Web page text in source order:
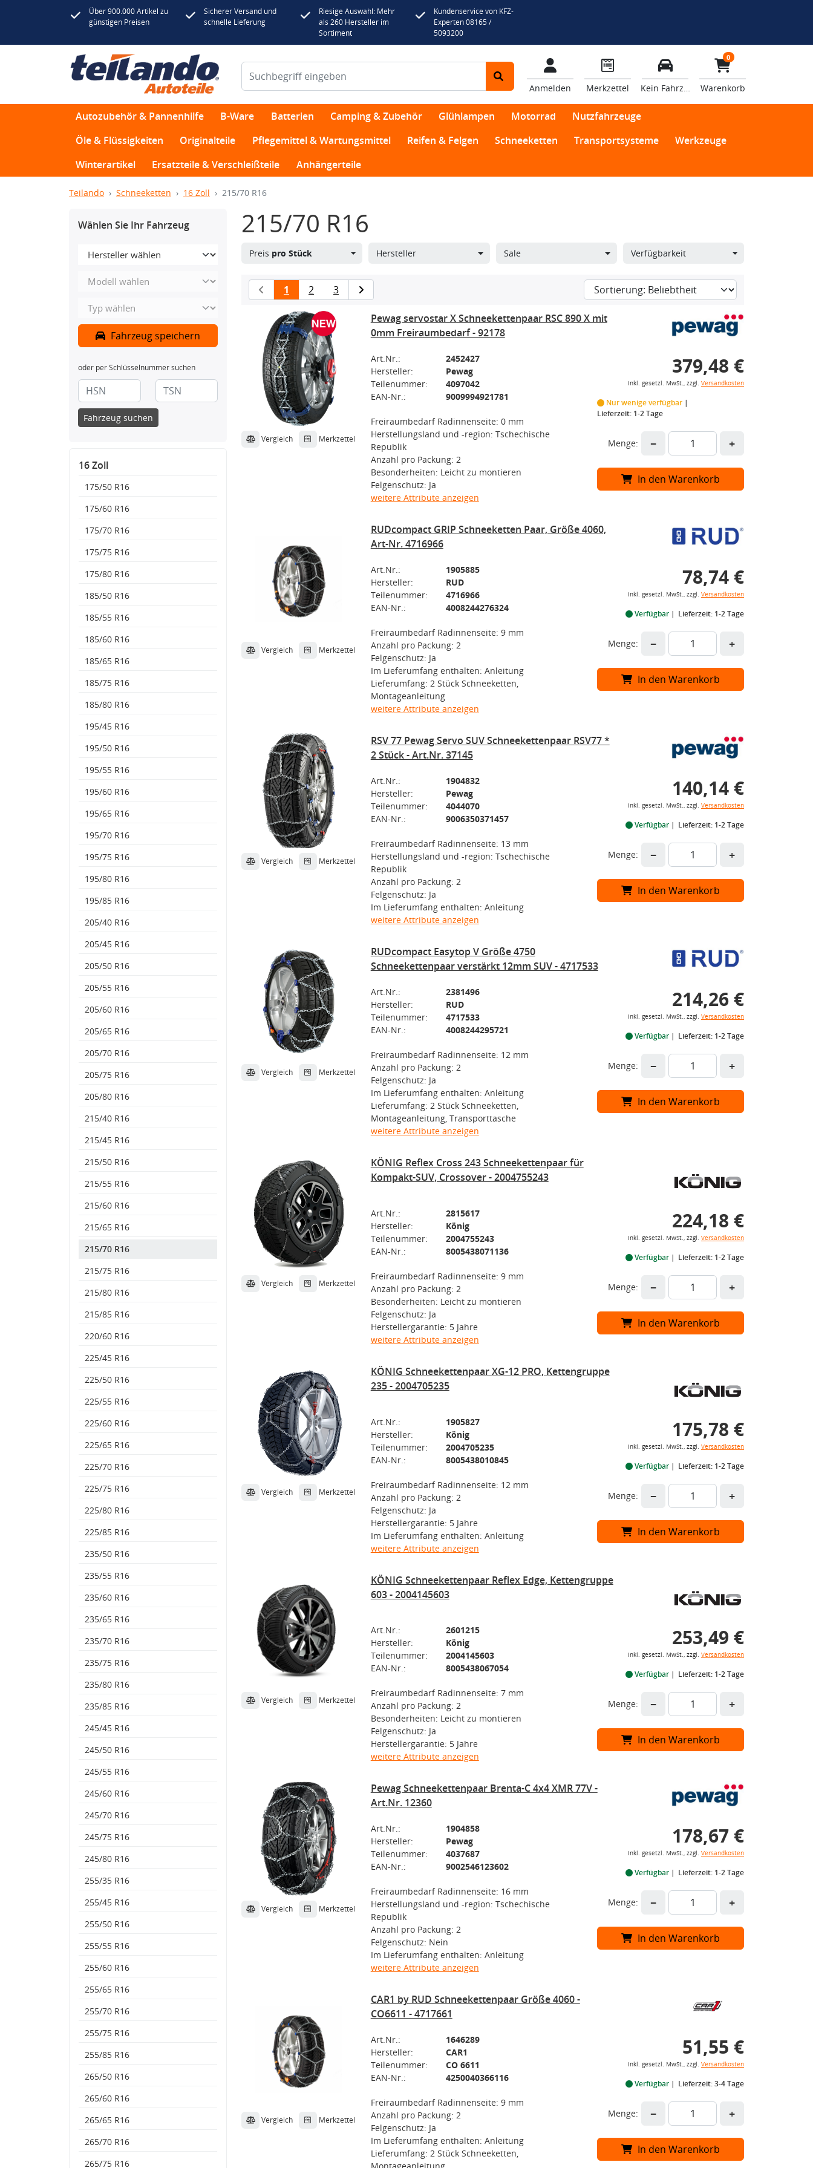
Über 900.000 Artikel zu
günstigen Preisen
Sicherer Versand und
schnelle Lieferung
Riesige Auswahl: Mehr
als 260 Hersteller im
Sortiment
Kundenservice von KFZ-
Experten 08165 /
5093200
Anmelden Merkzettel Kein Fahrzeug
0
Warenkorb
Autozubehör & Pannenhilfe B-Ware Batterien Camping & Zubehör Glühlampen Motorrad
Nutzfahrzeuge
Öle & Flüssigkeiten
Originalteile Pflegemittel & Wartungsmittel Reifen & Felgen Schneeketten Transportsysteme
Werkzeuge
Winterartikel
Ersatzteile & Verschleißteile Anhängerteile
Teilando Schneeketten 16 Zoll 215/70 R16
Wählen Sie Ihr Fahrzeug
Fahrzeug speichern
oder per Schlüsselnummer suchen
Fahrzeug suchen
16 Zoll
175/50 R16
175/60 R16
175/70 R16
175/75 R16
175/80 R16
185/50 R16
185/55 R16
185/60 R16
185/65 R16
185/75 R16
185/80 R16
195/45 R16
195/50 R16
195/55 R16
195/60 R16
195/65 R16
195/70 R16
195/75 R16
195/80 R16
195/85 R16
205/40 R16
205/45 R16
205/50 R16
205/55 R16
205/60 R16
205/65 R16
205/70 R16
205/75 R16
205/80 R16
215/40 R16
215/45 R16
215/50 R16
215/55 R16
215/60 R16
215/65 R16
215/70 R16
215/75 R16
215/80 R16
215/85 R16
220/60 R16
225/45 R16
225/50 R16
225/55 R16
225/60 R16
225/65 R16
225/70 R16
225/75 R16
225/80 R16
225/85 R16
235/50 R16
235/55 R16
235/60 R16
235/65 R16
235/70 R16
235/75 R16
235/80 R16
235/85 R16
245/45 R16
245/50 R16
245/55 R16
245/60 R16
245/70 R16
245/75 R16
245/80 R16
255/35 R16
255/45 R16
255/50 R16
255/55 R16
255/60 R16
255/65 R16
255/70 R16
255/75 R16
255/85 R16
265/50 R16
265/60 R16
265/65 R16
265/70 R16
265/75 R16
215/70 R16
Preis pro Stück Hersteller Sale Verfügbarkeit
1 2 3
Vergleich Merkzettel
Pewag servostar X Schneekettenpaar RSC 890 X mit
0mm Freiraumbedarf - 92178
Art.Nr.:
2452427
Hersteller:
Pewag
Teilenummer:
4097042
EAN-Nr.:
9009994921781
Freiraumbedarf Radinnenseite: 0 mm
Herstellungsland und -region: Tschechische
Republik
Anzahl pro Packung: 2
Besonderheiten: Leicht zu montieren
Felgenschutz: Ja
weitere Attribute anzeigen
379,48 €
inkl. gesetzl. MwSt., zzgl. Versandkosten
Nur wenige verfügbar
Lieferzeit: 1-2 Tage
Menge: − +
In den Warenkorb
Vergleich Merkzettel
RUDcompact GRIP Schneeketten Paar, Größe 4060,
Art-Nr. 4716966
Art.Nr.:
1905885
Hersteller:
RUD
Teilenummer:
4716966
EAN-Nr.:
4008244276324
Freiraumbedarf Radinnenseite: 9 mm
Anzahl pro Packung: 2
Felgenschutz: Ja
Im Lieferumfang enthalten: Anleitung
Lieferumfang: 2 Stück Schneeketten,
Montageanleitung
weitere Attribute anzeigen
78,74 €
inkl. gesetzl. MwSt., zzgl. Versandkosten
Verfügbar Lieferzeit: 1-2 Tage
Menge: − +
In den Warenkorb
Vergleich Merkzettel
RSV 77 Pewag Servo SUV Schneekettenpaar RSV77 *
2 Stück - Art.Nr. 37145
Art.Nr.:
1904832
Hersteller:
Pewag
Teilenummer:
4044070
EAN-Nr.:
9006350371457
Freiraumbedarf Radinnenseite: 13 mm
Herstellungsland und -region: Tschechische
Republik
Anzahl pro Packung: 2
Felgenschutz: Ja
Im Lieferumfang enthalten: Anleitung
weitere Attribute anzeigen
140,14 €
inkl. gesetzl. MwSt., zzgl. Versandkosten
Verfügbar Lieferzeit: 1-2 Tage
Menge: − +
In den Warenkorb
Vergleich Merkzettel
RUDcompact Easytop V Größe 4750
Schneekettenpaar verstärkt 12mm SUV - 4717533
Art.Nr.:
2381496
Hersteller:
RUD
Teilenummer:
4717533
EAN-Nr.:
4008244295721
Freiraumbedarf Radinnenseite: 12 mm
Anzahl pro Packung: 2
Felgenschutz: Ja
Im Lieferumfang enthalten: Anleitung
Lieferumfang: 2 Stück Schneeketten,
Montageanleitung, Transporttasche
weitere Attribute anzeigen
214,26 €
inkl. gesetzl. MwSt., zzgl. Versandkosten
Verfügbar Lieferzeit: 1-2 Tage
Menge: − +
In den Warenkorb
Vergleich Merkzettel
KÖNIG Reflex Cross 243 Schneekettenpaar für
Kompakt-SUV, Crossover - 2004755243
Art.Nr.:
2815617
Hersteller:
König
Teilenummer:
2004755243
EAN-Nr.:
8005438071136
Freiraumbedarf Radinnenseite: 9 mm
Anzahl pro Packung: 2
Besonderheiten: Leicht zu montieren
Felgenschutz: Ja
Herstellergarantie: 5 Jahre
weitere Attribute anzeigen
224,18 €
inkl. gesetzl. MwSt., zzgl. Versandkosten
Verfügbar Lieferzeit: 1-2 Tage
Menge: − +
In den Warenkorb
Vergleich Merkzettel
KÖNIG Schneekettenpaar XG-12 PRO, Kettengruppe
235 - 2004705235
Art.Nr.:
1905827
Hersteller:
König
Teilenummer:
2004705235
EAN-Nr.:
8005438010845
Freiraumbedarf Radinnenseite: 12 mm
Anzahl pro Packung: 2
Felgenschutz: Ja
Herstellergarantie: 5 Jahre
Im Lieferumfang enthalten: Anleitung
weitere Attribute anzeigen
175,78 €
inkl. gesetzl. MwSt., zzgl. Versandkosten
Verfügbar Lieferzeit: 1-2 Tage
Menge: − +
In den Warenkorb
Vergleich Merkzettel
KÖNIG Schneekettenpaar Reflex Edge, Kettengruppe
603 - 2004145603
Art.Nr.:
2601215
Hersteller:
König
Teilenummer:
2004145603
EAN-Nr.:
8005438067054
Freiraumbedarf Radinnenseite: 7 mm
Anzahl pro Packung: 2
Besonderheiten: Leicht zu montieren
Felgenschutz: Ja
Herstellergarantie: 5 Jahre
weitere Attribute anzeigen
253,49 €
inkl. gesetzl. MwSt., zzgl. Versandkosten
Verfügbar Lieferzeit: 1-2 Tage
Menge: − +
In den Warenkorb
Vergleich Merkzettel
Pewag Schneekettenpaar Brenta-C 4x4 XMR 77V -
Art.Nr. 12360
Art.Nr.:
1904858
Hersteller:
Pewag
Teilenummer:
4037687
EAN-Nr.:
9002546123602
Freiraumbedarf Radinnenseite: 16 mm
Herstellungsland und -region: Tschechische
Republik
Anzahl pro Packung: 2
Felgenschutz: Nein
Im Lieferumfang enthalten: Anleitung
weitere Attribute anzeigen
178,67 €
inkl. gesetzl. MwSt., zzgl. Versandkosten
Verfügbar Lieferzeit: 1-2 Tage
Menge: − +
In den Warenkorb
Vergleich Merkzettel
CAR1 by RUD Schneekettenpaar Größe 4060 -
CO6611 - 4717661
Art.Nr.:
1646289
Hersteller:
CAR1
Teilenummer:
CO 6611
EAN-Nr.:
4250040366116
Freiraumbedarf Radinnenseite: 9 mm
Anzahl pro Packung: 2
Felgenschutz: Ja
Im Lieferumfang enthalten: Anleitung
Lieferumfang: 2 Stück Schneeketten,
51,55 €
inkl. gesetzl. MwSt., zzgl. Versandkosten
Verfügbar Lieferzeit: 3-4 Tage
Menge: − +
In den Warenkorb